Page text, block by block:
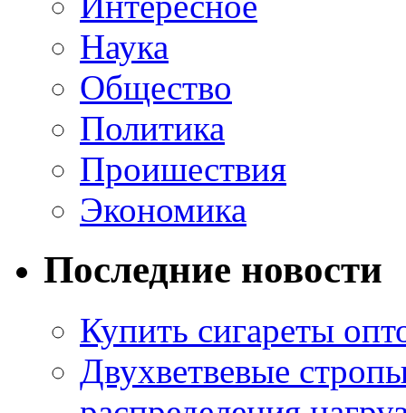
Наука
Общество
Политика
Проишествия
Экономика
Последние новости
Купить сигареты
Двухветвевые